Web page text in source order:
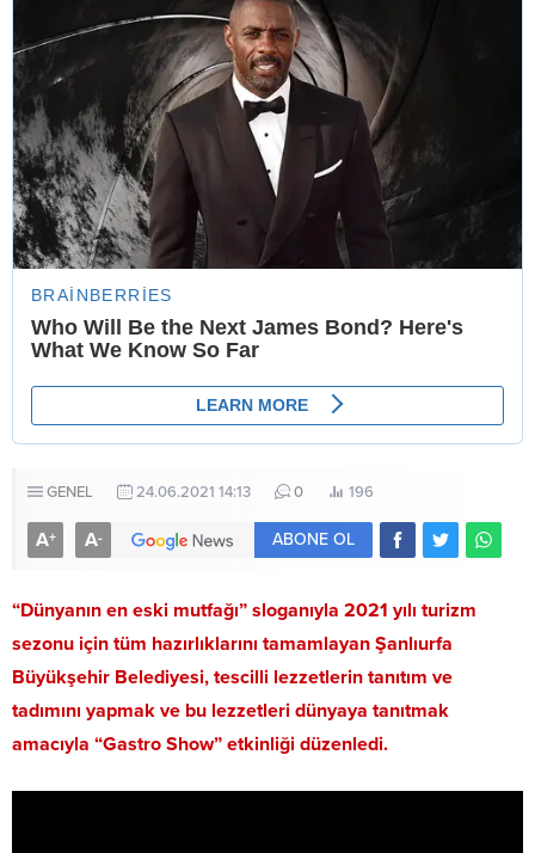
GENEL 24.06.2021 14:13 0 196
A+ A- ABONE OL
“Dünyanın en eski mutfağı” sloganıyla 2021 yılı turizm
sezonu için tüm hazırlıklarını tamamlayan Şanlıurfa
Büyükşehir Belediyesi, tescilli lezzetlerin tanıtım ve
tadımını yapmak ve bu lezzetleri dünyaya tanıtmak
amacıyla “Gastro Show” etkinliği düzenledi.